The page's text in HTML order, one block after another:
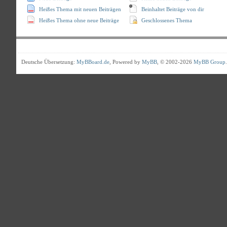
Heißes Thema mit neuen Beiträgen
Heißes Thema ohne neue Beiträge
Beinhaltet Beiträge von dir
Geschlossenes Thema
Deutsche Übersetzung: MyBBoard.de , Powered by MyBB , © 2002-2026 MyBB Group